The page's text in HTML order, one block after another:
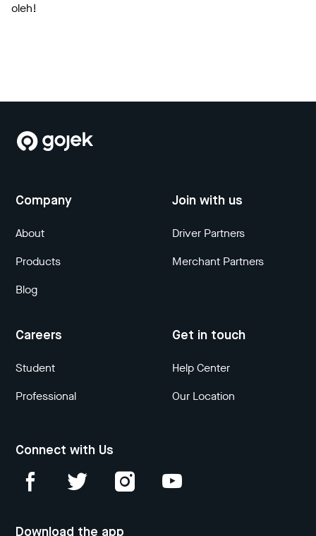
oleh!
Company
About
Products
Blog
Join with us
Driver Partners
Merchant Partners
Careers
Student
Professional
Get in touch
Help Center
Our Location
Connect with Us
Download the app